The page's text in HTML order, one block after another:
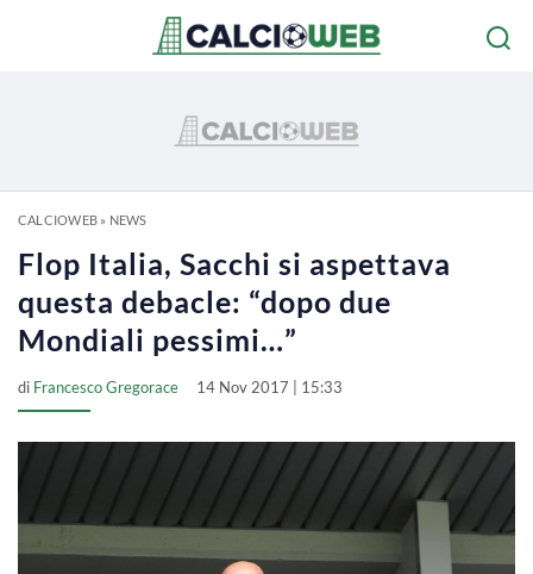
CALCIOWEB» NEWS
Flop Italia, Sacchi si aspettava
questa debacle: “dopo due
Mondiali pessimi…”
di Francesco Gregorace 14 Nov 2017 | 15:33